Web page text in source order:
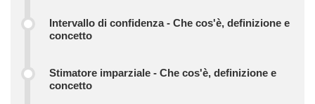
Intervallo di confidenza - Che cos'è, definizione e
concetto
Stimatore imparziale - Che cos'è, definizione e
concetto